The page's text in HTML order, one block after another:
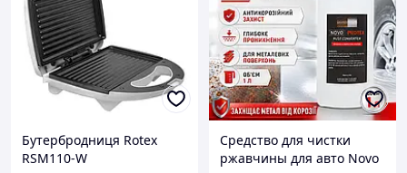
Бутербродниця Rotex
RSM110-W
Средство для чистки
ржавчины для авто Novo